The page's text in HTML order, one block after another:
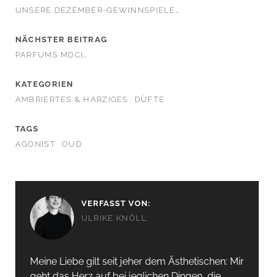
UNSERE DEZEMBER-GEWINNSPIELE…
NÄCHSTER BEITRAG
PARFUMS MDCI…
KATEGORIEN
AMBRIERTES & HARZIGES
DÜFTE
TAGS
AGONIST
OUD
VERFASST VON:
ULRIKE KNÖLL
Meine Liebe gilt seit jeher dem Ästhetischen: Mir